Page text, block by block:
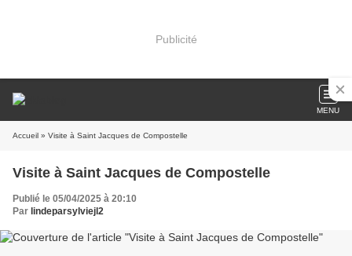
Publicité
MENU
Accueil » Visite à Saint Jacques de Compostelle
Visite à Saint Jacques de Compostelle
Publié le 05/04/2025 à 20:10
Par lindeparsylviejl2